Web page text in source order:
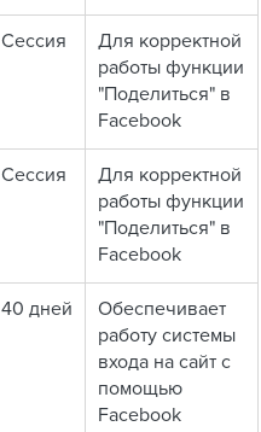
Сессия
Для корректной
работы функции
"Поделиться" в
Facebook
Сессия
Для корректной
работы функции
"Поделиться" в
Facebook
40 дней
Обеспечивает
работу системы
входа на сайт с
помощью
Facebook